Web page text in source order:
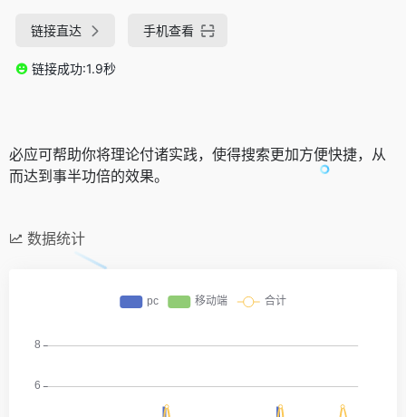
链接直达 手机查看
链接成功:1.9秒
必应可帮助你将理论付诸实践，使得搜索更加方便快捷，从
而达到事半功倍的效果。
数据统计